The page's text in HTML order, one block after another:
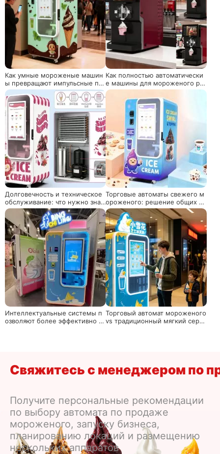
Как умные мороженые машин
ы превращают импульсные по
купки в лояльность бренда
Как полностью автоматически
е машины для мороженого ре
волюционизируют розничную
торговлю и питание
Долговечность и техническое
обслуживание: что нужно знат
ь о долгосрочной эксплуатаци
и робото-машин для морожен
ого
Торговые автоматы свежего м
ороженого: решение общих п
роблем для новых операторов
и повышение рентабельности
Интеллектуальные системы п
озволяют более эффективно р
Торговый автомат мороженого
vs традиционный мягкий серв
Свяжитесь с менеджером по
Получите персональные рекомендации
по выбору автомата по продаже
мороженого, запуску бизнеса,
планированию локаций и размещению
нескольких аппаратов